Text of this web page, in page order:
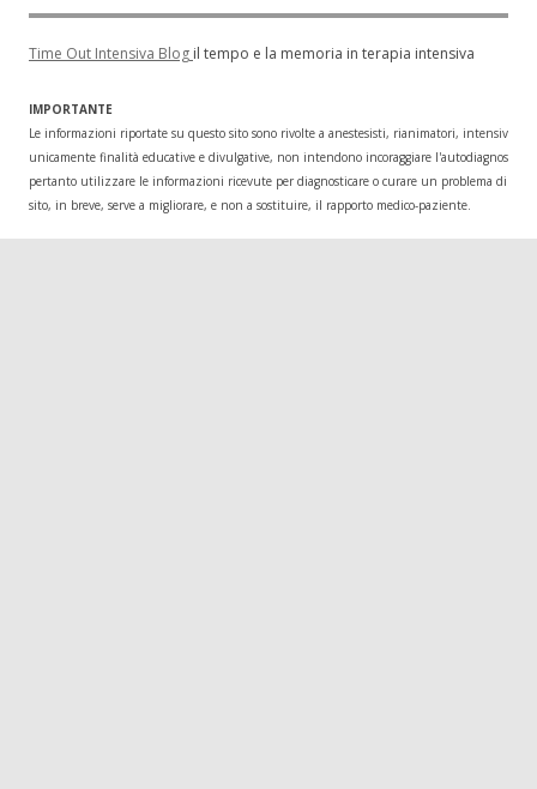
Time Out Intensiva Blog il tempo e la memoria in terapia intensiva
IMPORTANTE
Le informazioni riportate su questo sito sono rivolte a anestesisti, rianimatori,
unicamente finalità educative e divulgative, non intendono incoraggiare l'autodiagnosi o
pertanto utilizzare le informazioni ricevute per diagnosticare o curare un problema di
sito, in breve, serve a migliorare, e non a sostituire, il rapporto medico-paziente.